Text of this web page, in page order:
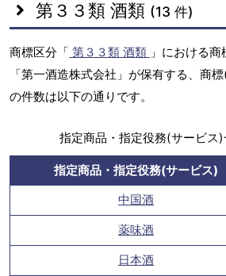
第３３類 酒類 (13 件)
商標区分「 第３３類 酒類 」における
「第一酒造株式会社」が保有する、商
の件数は以下の通りです。
指定商品・指定役務(サービス
指定商品・指定役務(サービス)
中国酒
薬味酒
日本酒